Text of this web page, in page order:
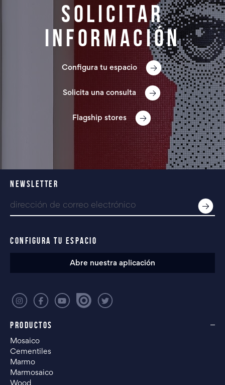
Solicitar
información
Configura tu espacio
Solicita una consulta
Flagship stores
PRODUCTOS
Mosaico
Cementiles
Marmo
Marmosaico
NEWSLETTER
CONFIGURA TU ESPACIO
Abre nuestra aplicación